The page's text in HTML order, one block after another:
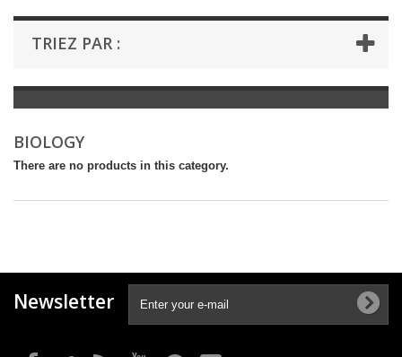
+
BOOKS : YOUTH
LIVRES ANCIENS AVANT 1945
TRIEZ PAR :
BIOLOGY
There are no products in this category.
Newsletter